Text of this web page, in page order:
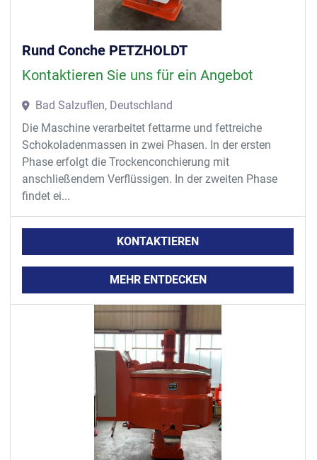
Rund Conche PETZHOLDT
Kontaktieren Sie uns für ein Angebot
Bad Salzuflen, Deutschland
Die Maschine verarbeitet fettarme und fettreiche
Schokoladenmassen in zwei Phasen. In der ersten
Phase erfolgt die Trockenconchierung mit
anschließendem Verflüssigen. In der zweiten Phase
findet ei...
KONTAKTIEREN
MEHR ENTDECKEN